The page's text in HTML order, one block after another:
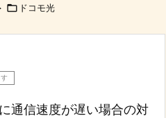
 ドコモ光
通信速度が遅い場合の対